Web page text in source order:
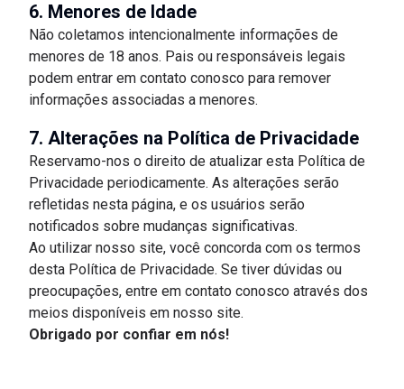
6. Menores de Idade
Não coletamos intencionalmente informações de
menores de 18 anos. Pais ou responsáveis legais
podem entrar em contato conosco para remover
informações associadas a menores.
7. Alterações na Política de Privacidade
Reservamo-nos o direito de atualizar esta Política de
Privacidade periodicamente. As alterações serão
refletidas nesta página, e os usuários serão
notificados sobre mudanças significativas.
Ao utilizar nosso site, você concorda com os termos
desta Política de Privacidade. Se tiver dúvidas ou
preocupações, entre em contato conosco através dos
meios disponíveis em nosso site.
Obrigado por confiar em nós!